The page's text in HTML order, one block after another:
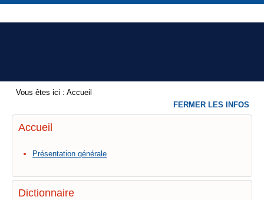
Vous êtes ici : Accueil
Accueil
Présentation générale
Dictionnaire
FERMER LES INFOS